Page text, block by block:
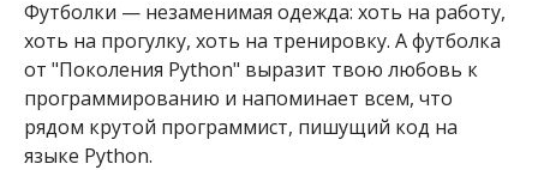
Футболки — незаменимая одежда: хоть на работу,
хоть на прогулку, хоть на тренировку. А футболка
от "Поколения Python" выразит твою любовь к
программированию и напоминает всем, что
рядом крутой программист, пишущий код на
языке Python.